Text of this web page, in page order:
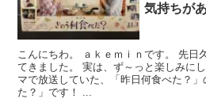
気持ちが
こんにちわ。 ａｋｅｍｉｎです。 先日
てきました。 実は、ず～っと楽しみに
マで放送していた、「昨日何食べた？
た？」です！ ...